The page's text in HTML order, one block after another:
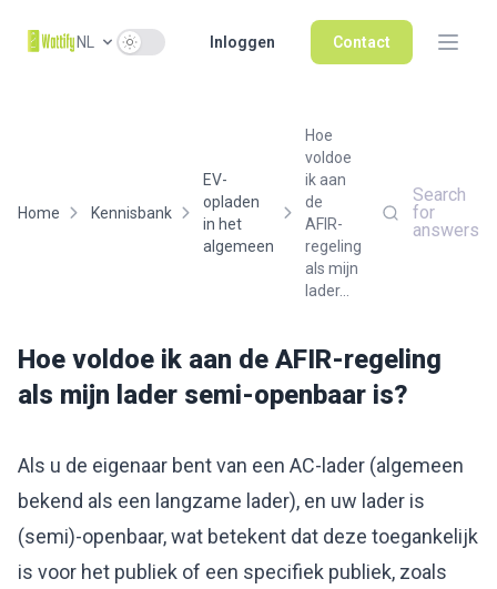
NL Use setting Inloggen Contact
Home Kennisbank
EV-
opladen
in het
algemeen
Hoe
voldoe
ik aan
de
AFIR-
regeling
als mijn
lader...
Search
for
answers
Hoe voldoe ik aan de AFIR-regeling
als mijn lader semi-openbaar is?
Als u de eigenaar bent van een AC-lader (algemeen
bekend als een langzame lader), en uw lader is
(semi)-openbaar, wat betekent dat deze toegankelijk
is voor het publiek of een specifiek publiek, zoals